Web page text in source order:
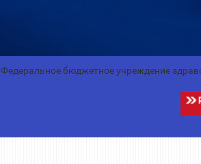
Федеральное бюджетное учреждение